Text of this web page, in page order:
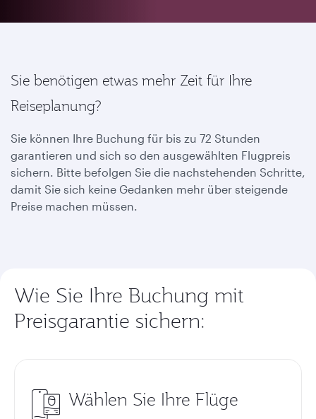
Sie benötigen etwas mehr Zeit für Ihre
Reiseplanung?
Sie können Ihre Buchung für bis zu 72 Stunden
garantieren und sich so den ausgewählten Flugpreis
sichern. Bitte befolgen Sie die nachstehenden Schritte,
damit Sie sich keine Gedanken mehr über steigende
Preise machen müssen.
Wie Sie Ihre Buchung mit
Preisgarantie sichern:
Wählen Sie Ihre Flüge